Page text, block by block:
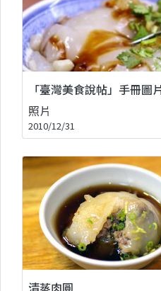
「臺灣美食說帖」手冊
照片
2010/12/31
清蒸肉圓